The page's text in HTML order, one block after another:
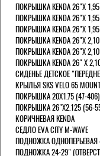
ПОКРЫШКА KENDA 26"Х 1,95
ПОКРЫШКА KENDA 26"Х 1,95
ПОКРЫШКА KENDA 26"Х
ПОКРЫШКА KENDA 26"Х 2,10
ПОКРЫШКА KENDA 26"Х
ПОКРЫШКА KENDA 26" Х
СИДЕНЬЕ ДЕТСКОЕ
КРЫЛЬЯ SKS VELO 65
ПОКРЫШКА 20X1.75 (47-406)
ПОКРЫШКА 26"Х2.125 (56-
КОРИЧНЕВАЯ KENDA
СЕДЛО EVA CITY M-WAVE
ПОДНОЖКА ОДНОПЕРЬЕВАЯ
ПОДНОЖКА 24-29"